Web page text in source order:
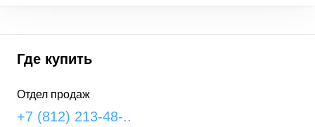
Где купить
Отдел продаж
+7 (812) 213-48-..